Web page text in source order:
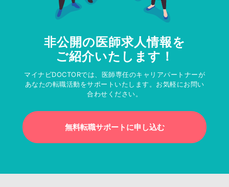
非公開の医師求人情報を
ご紹介いたします！
マイナビDOCTORでは、医師専任のキャリアパートナーが
あなたの転職活動をサポートいたします。お気軽にお問い
合わせください。
無料転職サポートに申し込む